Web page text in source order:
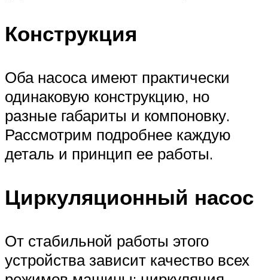
Конструкция
Оба насоса имеют практически
одинаковую конструкцию, но
разные габариты и компоновку.
Рассмотрим подробнее каждую
деталь и принцип ее работы.
Циркуляционный насос
От стабильной работы этого
устройства зависит качество всех